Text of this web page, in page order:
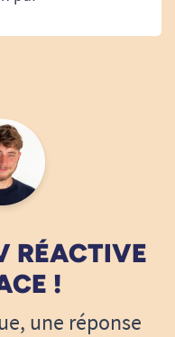
RÉACTIVE
!
une réponse